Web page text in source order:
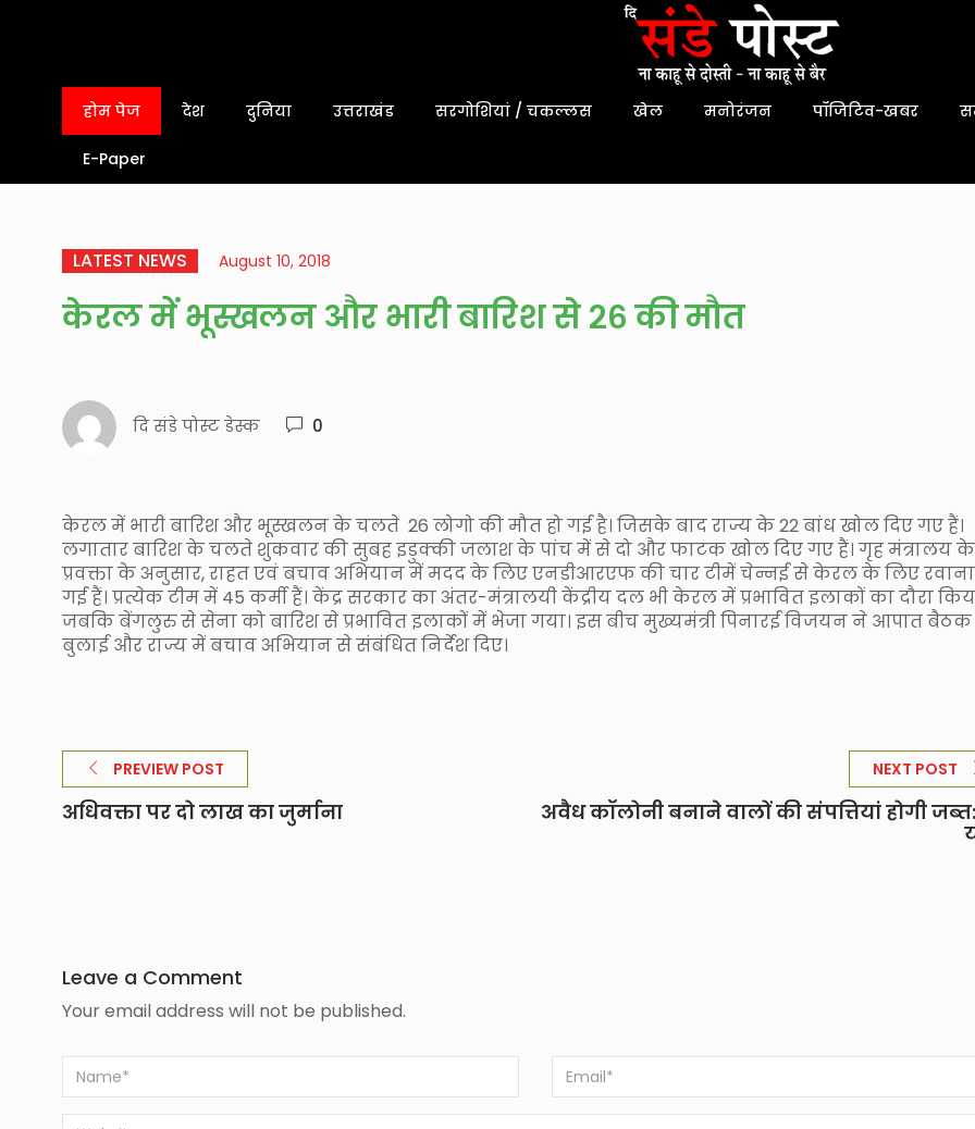
होम पेज देश दुनिया उत्तराखंड सरगोशियां / चकल्लस खेल मनोरंजन पॉजिटिव-खबर
E-Paper
LATEST NEWS August 10, 2018
केरल में भूस्खलन और भारी बारिश से २६ की मौत
दि संडे पोस्ट डेस्क 0
केरल में भारी बारिश और भूस्खलन के चलते 26 लोगो की मौत हो गई है। जिसके बाद राज्य के 22 बांध खोल दिए गए हैं।
लगातार बारिश के चलते शुकवार की सुबह इडुक्की जलाश के पांच में से दो और फाटक खोल दिए गए हैं। गृह मंत्रालय के
प्रवक्ता के अनुसार, राहत एवं बचाव अभियान में मदद के लिए एनडीआरएफ की चार टीमें चेन्नई से केरल के लिए
गई हैं। प्रत्येक टीम में 45 कर्मी हैं। केंद्र सरकार का अंतर-मंत्रालयी केंद्रीय दल भी केरल में प्रभावित इलाकों का दौरा
जबकि बेंगलुरु से सेना को बारिश से प्रभावित इलाकों में भेजा गया। इस बीच मुख्यमंत्री पिनारई विजयन ने आपात बैठक
बुलाई और राज्य में बचाव अभियान से संबंधित निर्देश दिए।
PREVIEW POST
अधिवक्ता पर दो लाख का जुर्माना
NEXT POST
अवैध कॉलोनी बनाने वालों की संपत्तियां होगी
Leave a Comment
Your email address will not be published.